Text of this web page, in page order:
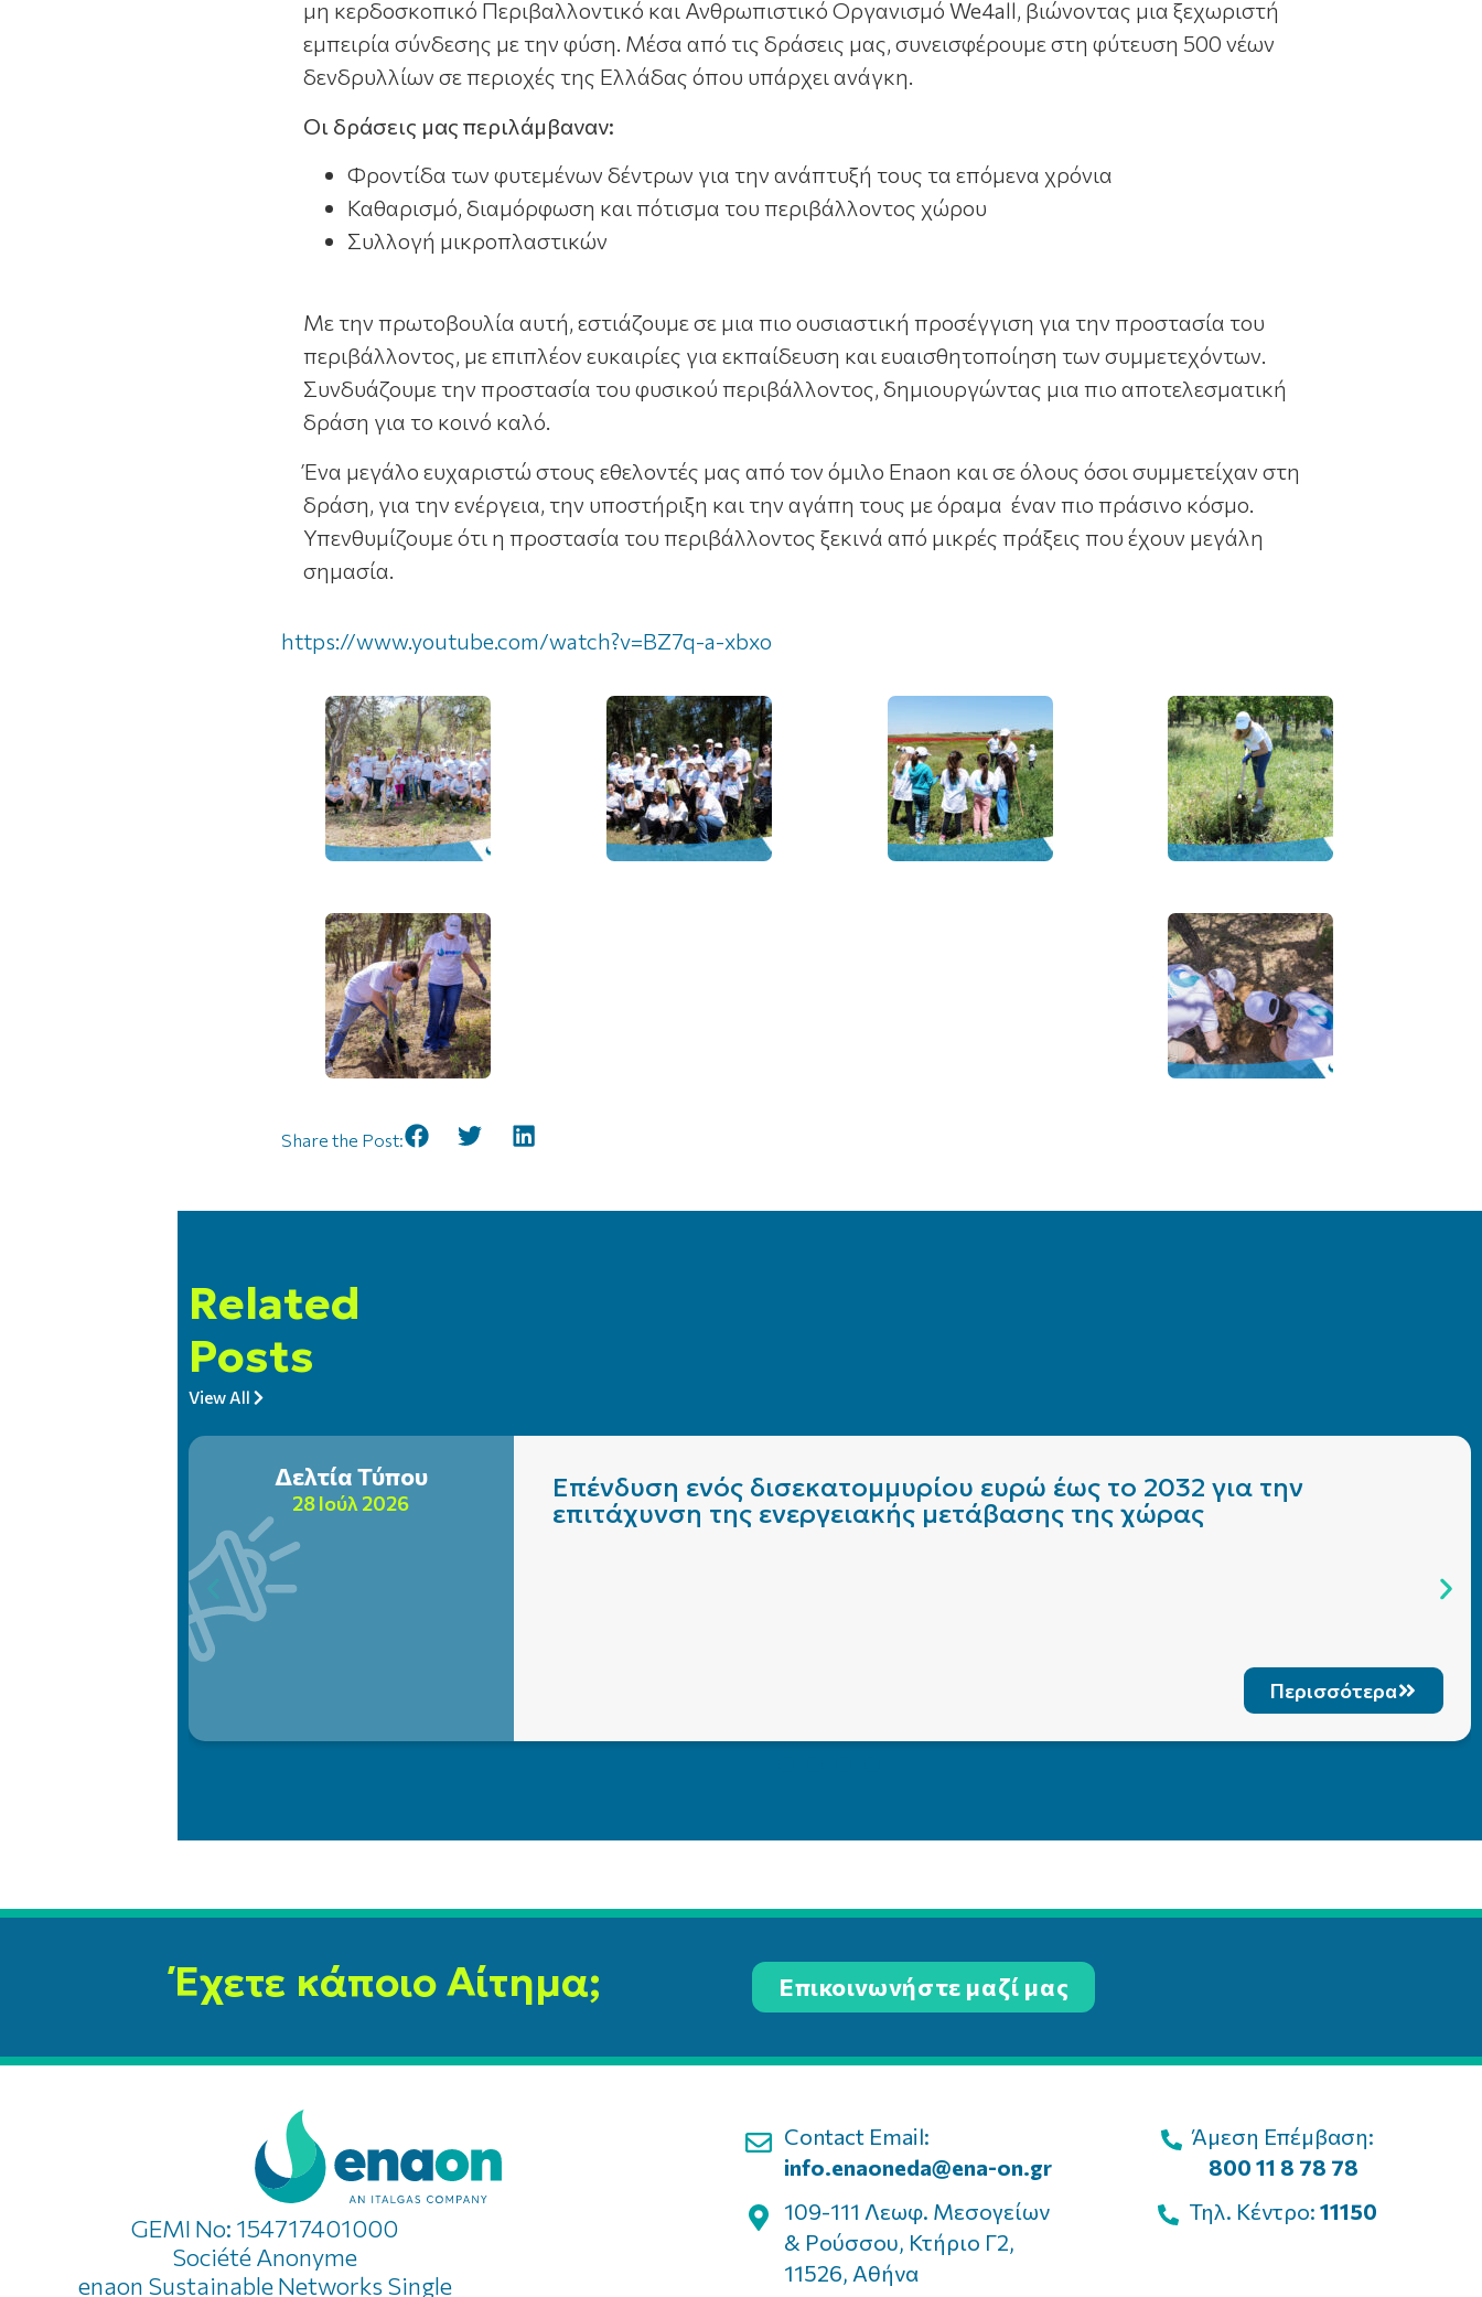
μη κερδοσκοπικό Περιβαλλοντικό και Ανθρωπιστικό Οργανισμό We4all, βιώνοντας μια ξεχωριστή
εμπειρία σύνδεσης με την φύση. Μέσα από τις δράσεις μας, συνεισφέρουμε στη φύτευση 500 νέων
δενδρυλλίων σε περιοχές της Ελλάδας όπου υπάρχει ανάγκη.
Οι δράσεις μας περιλάμβαναν:
Φροντίδα των φυτεμένων δέντρων για την ανάπτυξή τους τα επόμενα χρόνια
Καθαρισμό, διαμόρφωση και πότισμα του περιβάλλοντος χώρου
Συλλογή μικροπλαστικών
Με την πρωτοβουλία αυτή, εστιάζουμε σε μια πιο ουσιαστική προσέγγιση για την προστασία του
περιβάλλοντος, με επιπλέον ευκαιρίες για εκπαίδευση και ευαισθητοποίηση των συμμετεχόντων.
Συνδυάζουμε την προστασία του φυσικού περιβάλλοντος, δημιουργώντας μια πιο αποτελεσματική
δράση για το κοινό καλό.
Ένα μεγάλο ευχαριστώ στους εθελοντές μας από τoν όμιλο Enaon και σε όλους όσοι συμμετείχαν στη
δράση, για την ενέργεια, την υποστήριξη και την αγάπη τους με όραμα έναν πιο πράσινο κόσμο.
Υπενθυμίζουμε ότι η προστασία του περιβάλλοντος ξεκινά από μικρές πράξεις που έχουν μεγάλη
σημασία.
https://www.youtube.com/watch?v=BZ7q-a-xbxo
Share the Post:
Related
Posts
View All
Δελτία Τύπου
28 Ιούλ 2026
Επένδυση ενός δισεκατομμυρίου ευρώ έως το 2032 για την
επιτάχυνση της ενεργειακής μετάβασης της χώρας
Περισσότερα
Έχετε κάποιο Αίτημα; Επικοινωνήστε μαζί μας
Contact Email:
info.enaoneda@ena-on.gr
109-111 Λεωφ. Μεσογείων
& Ρούσσου, Κτήριο Γ2,
11526, Αθήνα
GEMI No: 154717401000
Société Anonyme
enaon Sustainable Networks Single
Άμεση Επέμβαση:
800 11 8 78 78
Τηλ. Κέντρο:11150